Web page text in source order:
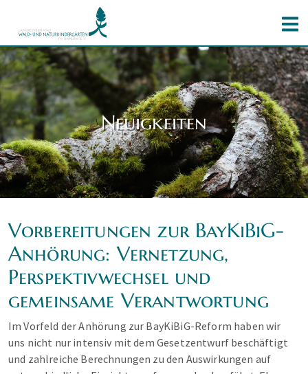
Neuigkeiten
Vorbereitungen zur BayKiBiG-
Anhörung: Vernetzung,
Perspektivwechsel und
gemeinsame Verantwortung
Im Vorfeld der Anhörung zur BayKiBiG-Reform haben wir
uns nicht nur intensiv mit dem Gesetzentwurf beschäftigt
und zahlreiche Berechnungen zu den Auswirkungen auf